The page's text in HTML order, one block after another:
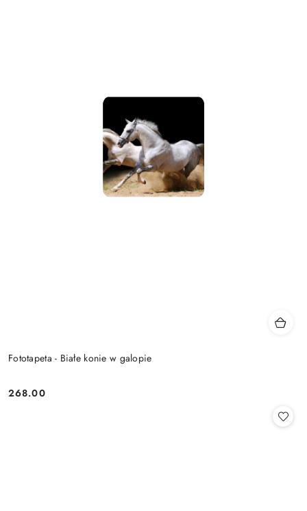
Fototapeta - Białe konie w galopie
Cena:
268.00